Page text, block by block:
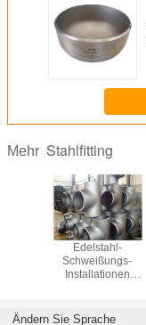
Mehr Stahlfitting
Edelstahl-
Schweißungs-
Installationen
industrielle Fitting
Ändern Sie Sprache